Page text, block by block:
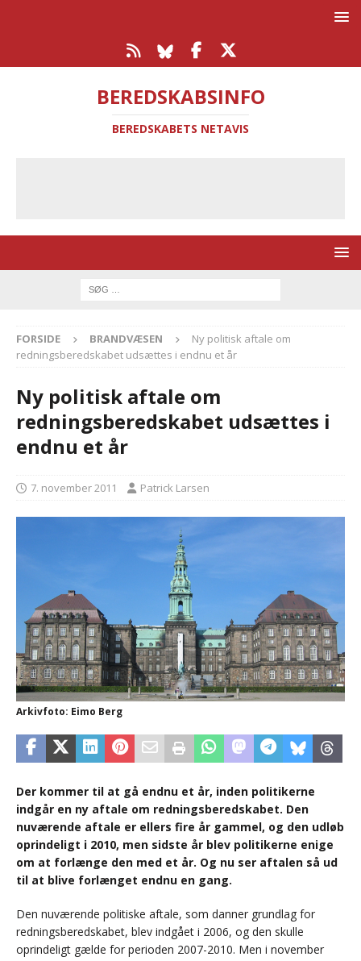
BEREDSKABSINFO
BEREDSKABETS NETAVIS
FORSIDE BRANDVÆSEN
Ny politisk aftale om
redningsberedskabet udsættes i endnu et år
Ny politisk aftale om
redningsberedskabet udsættes i
endnu et år
7. november 2011 Patrick Larsen
Arkivfoto: Eimo Berg
Der kommer til at gå endnu et år, inden politikerne
indgår en ny aftale om redningsberedskabet. Den
nuværende aftale er ellers fire år gammel, og den udløb
oprindeligt i 2010, men sidste år blev politikerne enige
om at forlænge den med et år. Og nu ser aftalen så ud
til at blive forlænget endnu en gang.
Den nuværende politiske aftale, som danner grundlag for
redningsberedskabet, blev indgået i 2006, og den skulle
oprindeligt gælde for perioden 2007-2010. Men i november